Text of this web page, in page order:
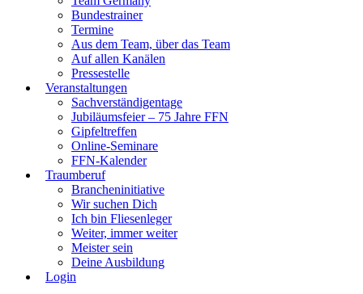
Bundestrainer
Termine
Aus dem Team, über das Team
Auf allen Kanälen
Pressestelle
Veranstaltungen
Sachverständigentage
Jubiläumsfeier – 75 Jahre FFN
Gipfeltreffen
Online-Seminare
FFN-Kalender
Traumberuf
Brancheninitiative
Wir suchen Dich
Ich bin Fliesenleger
Weiter, immer weiter
Meister sein
Deine Ausbildung
Login